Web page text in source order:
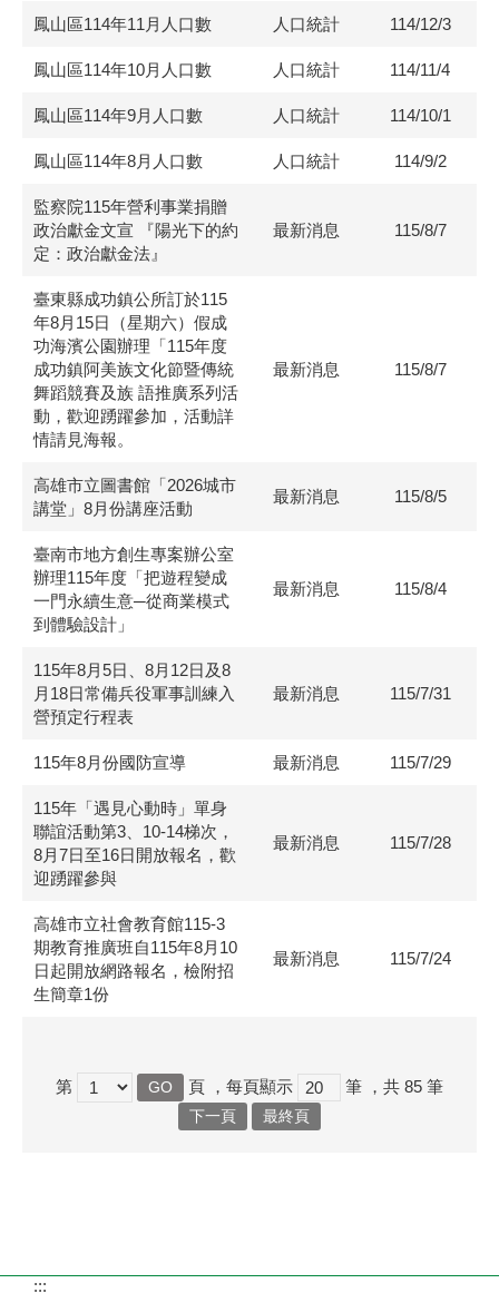
鳳山區114年11月人口數 人口統計 114/12/3
鳳山區114年10月人口數 人口統計 114/11/4
鳳山區114年9月人口數 人口統計 114/10/1
鳳山區114年8月人口數 人口統計 114/9/2
監察院115年營利事業捐贈
政治獻金文宣 『陽光下的約
定：政治獻金法』
最新消息 115/8/7
臺東縣成功鎮公所訂於115
年8月15日（星期六）假成
功海濱公園辦理「115年度
成功鎮阿美族文化節暨傳統
舞蹈競賽及族 語推廣系列活
動，歡迎踴躍參加，活動詳
情請見海報。
最新消息 115/8/7
高雄市立圖書館「2026城市
講堂」8月份講座活動
最新消息 115/8/5
臺南市地方創生專案辦公室
辦理115年度「把遊程變成
一門永續生意─從商業模式
到體驗設計」
最新消息 115/8/4
115年8月5日、8月12日及8
月18日常備兵役軍事訓練入
營預定行程表
最新消息 115/7/31
115年8月份國防宣導 最新消息 115/7/29
115年「遇見心動時」單身
聯誼活動第3、10-14梯次，
8月7日至16日開放報名，歡
迎踴躍參與
最新消息 115/7/28
高雄市立社會教育館115-3
期教育推廣班自115年8月10
日起開放網路報名，檢附招
生簡章1份
最新消息 115/7/24
第 頁 ，每頁顯示 筆 ，共 85 筆
下一頁 最終頁
:::